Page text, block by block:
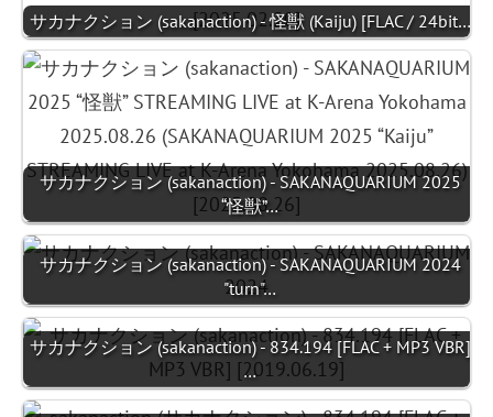
サカナクション (sakanaction) - 怪獣 (Kaiju) [FLAC / 24bit…
サカナクション (sakanaction) - SAKANAQUARIUM 2025
“怪獣”…
サカナクション (sakanaction) - SAKANAQUARIUM 2024
"turn"…
サカナクション (sakanaction) - 834.194 [FLAC + MP3 VBR]
…